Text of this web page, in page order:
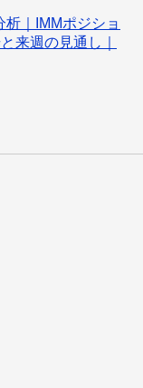
｜IMMポジショ
来週の見通し｜